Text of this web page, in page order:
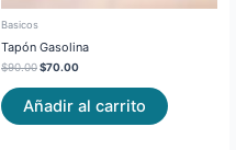
Basicos
Tapón Gasolina
$90.00$70.00
Añadir al carrito